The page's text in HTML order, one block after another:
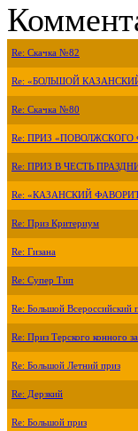
Re: Скачка №82
Re: «БОЛЬШОЙ
Re: Скачка №80
Re: ПРИЗ
Re: ПРИЗ В ЧЕСТЬ
Re: «КАЗАНСКИЙ
Re: Приз Критериум
Re: Гизана
Re: Супер Тип
Re: Большой Всероссийский
Re: Приз Терского конного
Re: Большой Летний приз
Re: Дерзкий
Re: Большой приз